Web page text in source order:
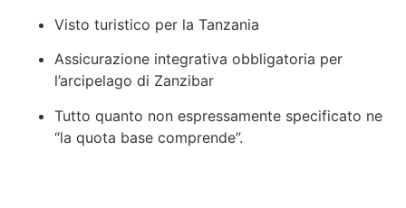
Visto turistico per la Tanzania
Assicurazione integrativa obbligatoria per
l’arcipelago di Zanzibar
Tutto quanto non espressamente specificato ne
“la quota base comprende”.